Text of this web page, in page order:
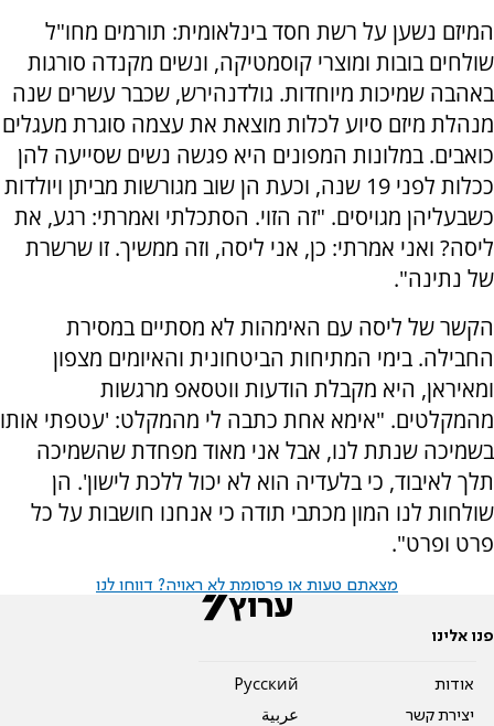
המיזם נשען על רשת חסד בינלאומית: תורמים מחו"ל
שולחים בובות ומוצרי קוסמטיקה, ונשים מקנדה סורגות
באהבה שמיכות מיוחדות. גולדנהירש, שכבר עשרים שנה
מנהלת מיזם סיוע לכלות מוצאת את עצמה סוגרת מעגלים
כואבים. במלונות המפונים היא פגשה נשים שסייעה להן
ככלות לפני 19 שנה, וכעת הן שוב מגורשות מביתן ויולדות
כשבעליהן מגויסים. "זה הזוי. הסתכלתי ואמרתי: רגע, את
ליסה? ואני אמרתי: כן, אני ליסה, וזה ממשיך. זו שרשרת
של נתינה".
הקשר של ליסה עם האימהות לא מסתיים במסירת
החבילה. בימי המתיחות הביטחונית והאיומים מצפון
ומאיראן, היא מקבלת הודעות ווטסאפ מרגשות
מהמקלטים. "אימא אחת כתבה לי מהמקלט: 'עטפתי אותו
בשמיכה שנתת לנו, אבל אני מאוד מפחדת שהשמיכה
תלך לאיבוד, כי בלעדיה הוא לא יכול ללכת לישון'. הן
שולחות לנו המון מכתבי תודה כי אנחנו חושבות על כל
פרט ופרט".
מצאתם טעות או פרסומת לא ראויה? דווחו לנו
פנו אלינו
אודות
יצירת קשר
Pусский
عربية